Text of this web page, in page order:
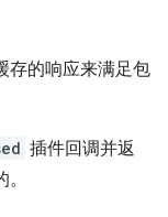
存的响应来满足包
插件回调并返